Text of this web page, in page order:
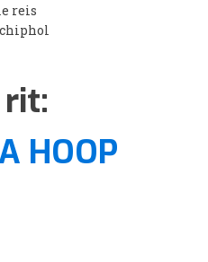
reis
rit:
HOOP